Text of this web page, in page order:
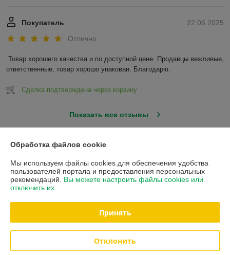
22.06.2025
Покупатель
Отлично
Товар хорошего качества и по доступной цене. Продавцы вежливые,
ответственные, товар хорошо упакован. Благодарю.
Сделка подтверждена через корзину
Показать все отзывы
О нас
Контакты
Полная версия сайта
Политика обработки cookies
Обработка файлов cookie
Мы используем файлы cookies для обеспечения удобства
пользователей портала и предоставления персональных
рекомендаций. Вы можете настроить файлы cookies или
отключить их.
Принять
Отклонить